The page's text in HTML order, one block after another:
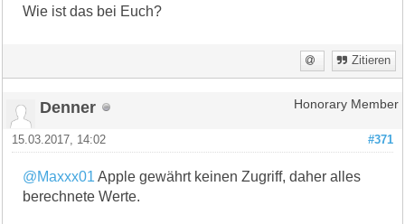
Wie ist das bei Euch?
Zitieren
Denner Honorary Member
#371
15.03.2017, 14:02
@Maxxx01 Apple gewährt keinen Zugriff, daher alles
berechnete Werte.